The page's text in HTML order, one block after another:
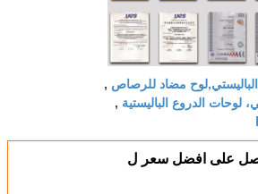
مضاد للرصاص ,
لوحات الدروع الباليستية ,
على افضل سعر ل